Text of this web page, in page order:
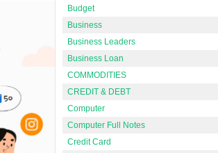
Budget
Business
Business Leaders
Business Loan
COMMODITIES
CREDIT & DEBT
Computer
Computer Full Notes
Credit Card